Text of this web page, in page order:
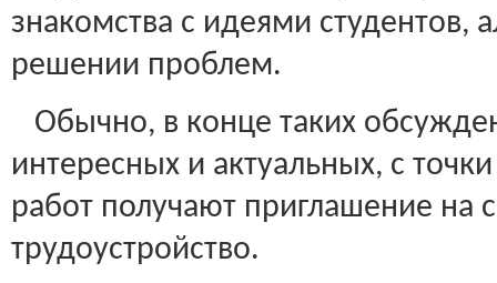
знакомства с идеями студентов,
решении проблем.
Обычно, в конце таких
интересных и актуальных, с
работ получают приглашение на
трудоустройство.